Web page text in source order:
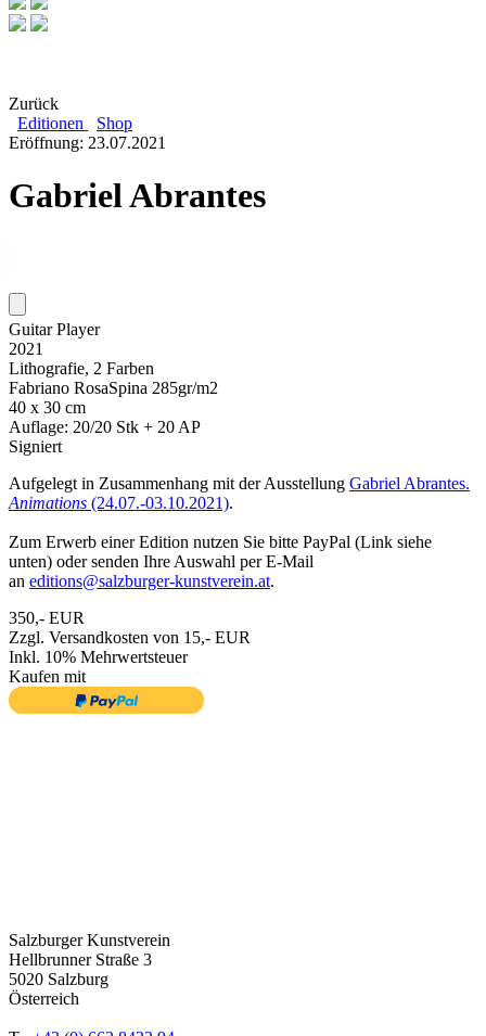
Zurück
Editionen
Shop
Eröffnung: 23.07.2021
Gabriel Abrantes
Guitar Player
2021
Lithografie, 2 Farben
Fabriano RosaSpina 285gr/m2
40 x 30 cm
Auflage: 20/20 Stk + 20 AP
Signiert
Aufgelegt in Zusammenhang mit der Ausstellung Gabriel Abrantes.
Animations (24.07.-03.10.2021).
Zum Erwerb einer Edition nutzen Sie bitte PayPal (Link siehe
unten) oder senden Ihre Auswahl per E-Mail
an editions@salzburger-kunstverein.at.
350,- EUR
Zzgl. Versandkosten von 15,- EUR
Inkl. 10% Mehrwertsteuer
Kaufen mit
Salzburger Kunstverein
Hellbrunner Straße 3
5020 Salzburg
Österreich